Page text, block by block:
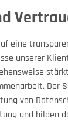
eine
unserer
Der
von
und bilden